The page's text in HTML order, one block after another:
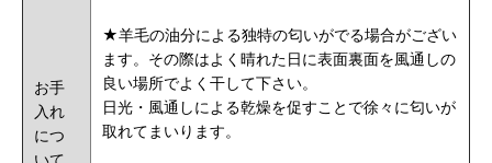
お手
入れ
につ
いて
★羊毛の油分による独特の匂いがでる場合がござい
ます。その際はよく晴れた日に表面裏面を風通しの
良い場所でよく干して下さい。
日光・風通しによる乾燥を促すことで徐々に匂いが
取れてまいります。